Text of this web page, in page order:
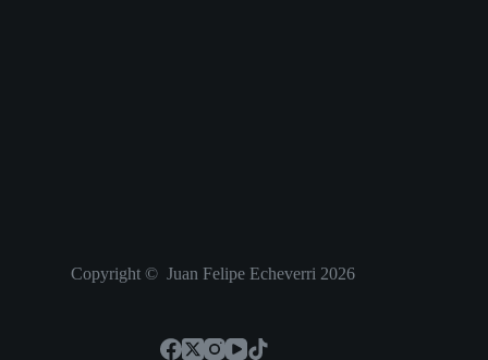
Copyright © Juan Felipe Echeverri 2026